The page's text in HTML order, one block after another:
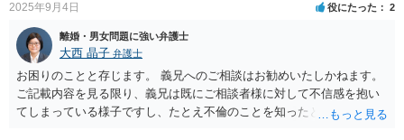
2025年9月4日 役にたった 2
離婚・男女問題に強い弁護士
大西 晶子 弁護士
お困りのことと存じます。 義兄へのご相談はお勧めいたしかねます。
ご記載内容を見る限り、義兄は既にご相談者様に対して不信感を抱い
てしまっている様子ですし、たとえ不倫のことを知ったとしても、最